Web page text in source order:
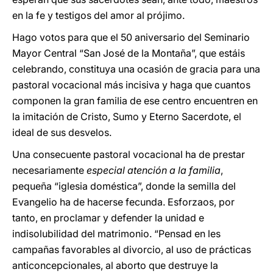
en la fe y testigos del amor al prójimo.
Hago votos para que el 50 aniversario del Seminario
Mayor Central “San José de la Montaña”, que estáis
celebrando, constituya una ocasión de gracia para una
pastoral vocacional más incisiva y haga que cuantos
componen la gran familia de ese centro encuentren en
la imitación de Cristo, Sumo y Eterno Sacerdote, el
ideal de sus desvelos.
Una consecuente pastoral vocacional ha de prestar
necesariamente especial atención a la familia,
pequeña “iglesia doméstica”, donde la semilla del
Evangelio ha de hacerse fecunda. Esforzaos, por
tanto, en proclamar y defender la unidad e
indisolubilidad del matrimonio. “Pensad en les
campañas favorables al divorcio, al uso de prácticas
anticoncepcionales, al aborto que destruye la